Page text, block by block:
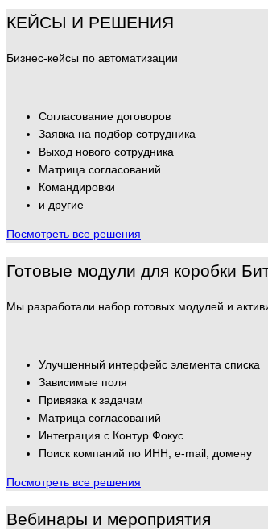
КЕЙСЫ И РЕШЕНИЯ
Бизнес-кейсы по автоматизации
Согласование договоров
Заявка на подбор сотрудника
Выход нового сотрудника
Матрица согласований
Командировки
и другие
Посмотреть все решения
Готовые модули для коробки
Мы разработали набор готовых модулей и
Улучшенный интерфейс элемента списка
Зависимые поля
Привязка к задачам
Матрица согласований
Интеграция с Контур.Фокус
Поиск компаний по ИНН, e-mail, домену
Посмотреть все решения
Вебинары и мероприятия